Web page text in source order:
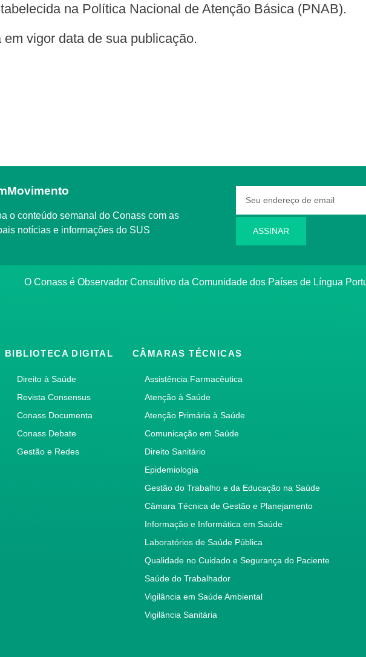
na Política Nacional de Atenção Básica (PNAB).
em vigor data de sua publicação.
notícias e informações do SUS
ASSINAR
O Conass é Observador Consultivo da Comunidade dos Países de Língua
BIBLIOTECA DIGITAL
Direito à Saúde
Revista Consensus
Conass Documenta
Conass Debate
Gestão e Redes
CÂMARAS TÉCNICAS
Assistência Farmacêutica
Atenção à Saúde
Atenção Primária à Saúde
Comunicação em Saúde
Direito Sanitário
Epidemiologia
Gestão do Trabalho e da Educação na Saúde
Câmara Técnica de Gestão e Planejamento
Informação e Informática em Saúde
Laboratórios de Saúde Pública
Qualidade no Cuidado e Segurança do Paciente
Saúde do Trabalhador
Vigilância em Saúde Ambiental
Vigilância Sanitária